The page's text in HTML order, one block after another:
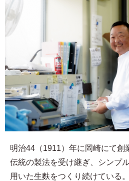
明治44（1911）年に岡崎にて創
伝統の製法を受け継ぎ、シンプ
用いた生麩をつくり続けている